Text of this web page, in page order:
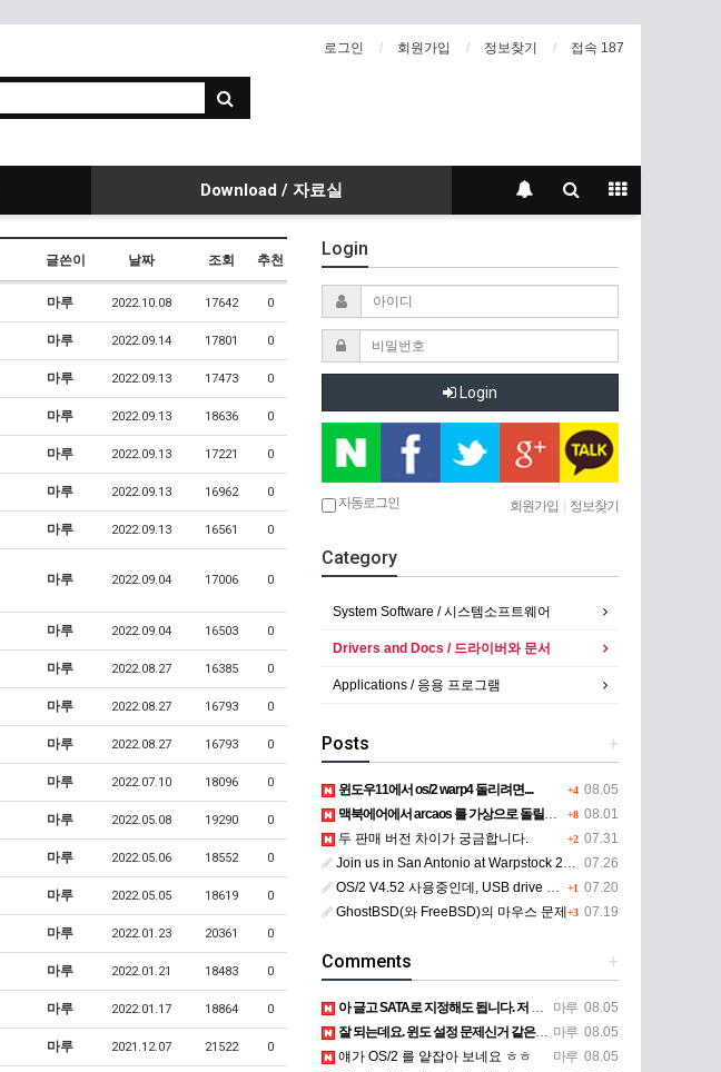
로그인 회원가입 정보찾기 접속 187
Download / 자료실
글쓴이 날짜 조회 추천
마루 2022.10.08 17642 0
마루 2022.09.14 17801 0
마루 2022.09.13 17473 0
마루 2022.09.13 18636 0
마루 2022.09.13 17221 0
마루 2022.09.13 16962 0
마루 2022.09.13 16561 0
마루 2022.09.04 17006 0
마루 2022.09.04 16503 0
마루 2022.08.27 16385 0
마루 2022.08.27 16793 0
마루 2022.08.27 16793 0
마루 2022.07.10 18096 0
마루 2022.05.08 19290 0
마루 2022.05.06 18552 0
마루 2022.05.05 18619 0
마루 2022.01.23 20361 0
마루 2022.01.21 18483 0
마루 2022.01.17 18864 0
마루 2021.12.07 21522 0
Login
Login
자동로그인 회원가입 | 정보찾기
Category
System Software / 시스템소프트웨어
Drivers and Docs / 드라이버와 문서
Applications / 응용 프로그램
+
Posts
+4 08.05
윈도우11에서 os/2 warp4 돌리려면....
+8 08.01
맥북에어에서 arcaos 를 가상으로 돌릴려면 어떻게 해야 하는 지요?
+2 07.31
두 판매 버전 차이가 궁금합니다.
07.26
Join us in San Antonio at Warpstock 2026
+1 07.20
OS/2 V4.52 사용중인데, USB drive 사용 가능한지요?
+3 07.19
GhostBSD(와 FreeBSD)의 마우스 문제
+
Comments
마루 08.05
아 글고 SATA로 지정해도 됩니다. 저 글 진짜 이상하네요. 옛날꺼 퍼와서 그런거 같은데요.
마루 08.05
잘 되는데요. 윈도 설정 문제신거 같은데. 크롬 브라우저나 파폭으로 해 보세요
마루 08.05
얘가 OS/2 를 얕잡아 보네요 ㅎㅎ